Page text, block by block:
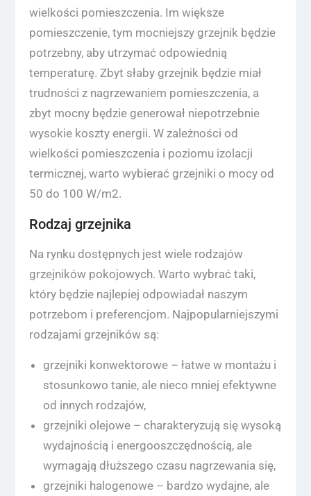
wielkości pomieszczenia. Im większe
pomieszczenie, tym mocniejszy grzejnik będzie
potrzebny, aby utrzymać odpowiednią
temperaturę. Zbyt słaby grzejnik będzie miał
trudności z nagrzewaniem pomieszczenia, a
zbyt mocny będzie generował niepotrzebnie
wysokie koszty energii. W zależności od
wielkości pomieszczenia i poziomu izolacji
termicznej, warto wybierać grzejniki o mocy od
50 do 100 W/m2.
Rodzaj grzejnika
Na rynku dostępnych jest wiele rodzajów
grzejników pokojowych. Warto wybrać taki,
który będzie najlepiej odpowiadał naszym
potrzebom i preferencjom. Najpopularniejszymi
rodzajami grzejników są:
grzejniki konwektorowe – łatwe w montażu i
stosunkowo tanie, ale nieco mniej efektywne
od innych rodzajów,
grzejniki olejowe – charakteryzują się wysoką
wydajnością i energooszczędnością, ale
wymagają dłuższego czasu nagrzewania się,
grzejniki halogenowe – bardzo wydajne, ale